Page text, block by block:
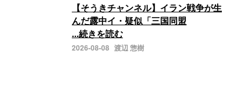
【そうきチャンネル】イラン戦争が生
んだ露中イ・疑似「三国同盟
...続きを読む
2026-08-08 渡辺 惣樹